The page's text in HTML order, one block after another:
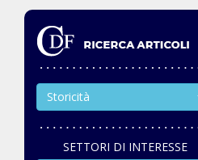
Storicità
SETTORI DI INTERESSE